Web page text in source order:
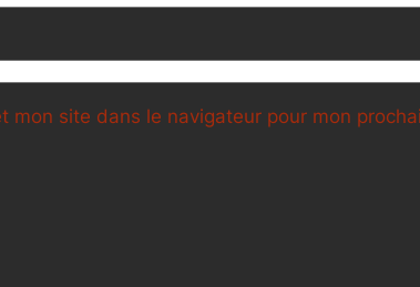
mon site dans le navigateur pour mon